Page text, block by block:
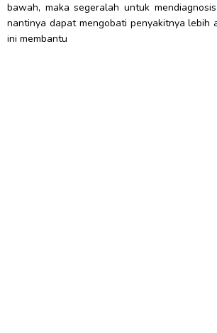
bawah, maka segeralah untuk
nantinya dapat mengobati penyakitnya lebih
ini membantu